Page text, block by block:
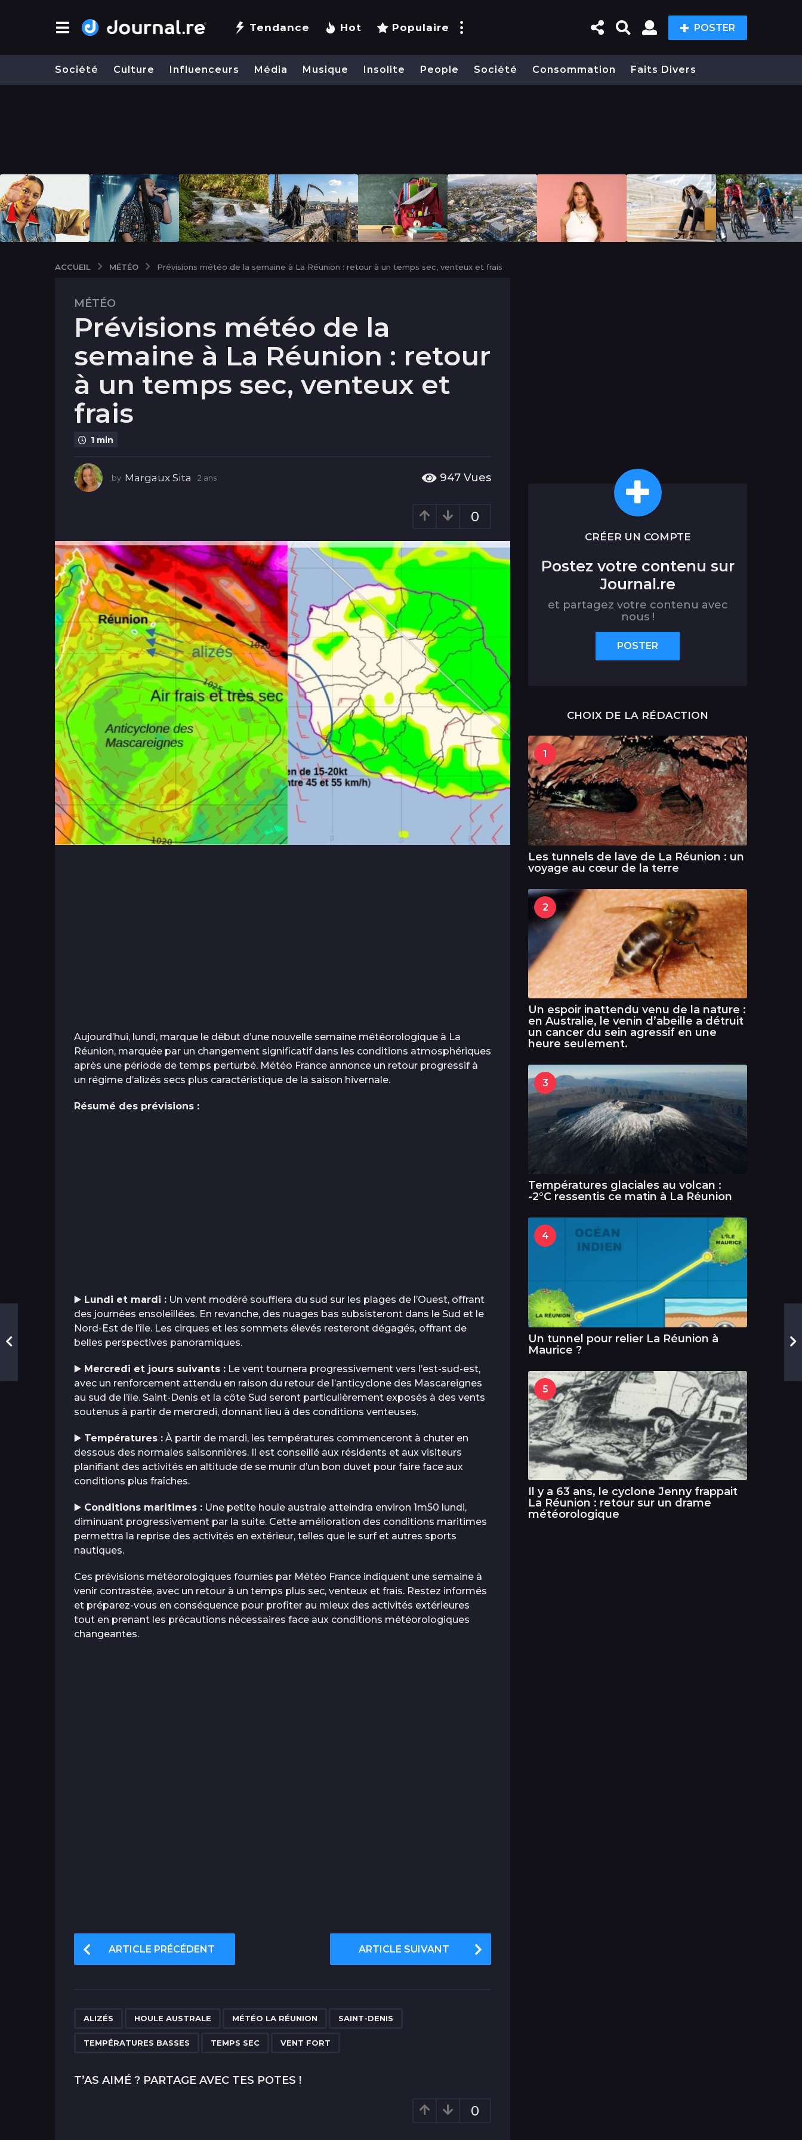
Tendance Hot Populaire POSTER
Société Culture Influenceurs Média Musique Insolite People Société Consommation Faits Divers
ACCUEIL MÉTÉO Prévisions météo de la semaine à La Réunion : retour à un temps sec, venteux et frais
2
a
n
2
a
n
s
MÉTÉO
Prévisions météo de la
semaine à La Réunion : retour
à un temps sec, venteux et
frais
1 min
by Margaux Sita 2 ans 947 Vues
0
Aujourd’hui, lundi, marque le début d’une nouvelle semaine météorologique à La
Réunion, marquée par un changement significatif dans les conditions atmosphériques
après une période de temps perturbé. Météo France annonce un retour progressif à
un régime d’alizés secs plus caractéristique de la saison hivernale.
Résumé des prévisions :
▶️ Lundi et mardi : Un vent modéré soufflera du sud sur les plages de l’Ouest, offrant
des journées ensoleillées. En revanche, des nuages bas subsisteront dans le Sud et le
Nord-Est de l’île. Les cirques et les sommets élevés resteront dégagés, offrant de
belles perspectives panoramiques.
▶️ Mercredi et jours suivants : Le vent tournera progressivement vers l’est-sud-est,
avec un renforcement attendu en raison du retour de l’anticyclone des Mascareignes
au sud de l’île. Saint-Denis et la côte Sud seront particulièrement exposés à des vents
soutenus à partir de mercredi, donnant lieu à des conditions venteuses.
▶️ Températures : À partir de mardi, les températures commenceront à chuter en
dessous des normales saisonnières. Il est conseillé aux résidents et aux visiteurs
planifiant des activités en altitude de se munir d’un bon duvet pour faire face aux
conditions plus fraîches.
▶️ Conditions maritimes : Une petite houle australe atteindra environ 1m50 lundi,
diminuant progressivement par la suite. Cette amélioration des conditions maritimes
permettra la reprise des activités en extérieur, telles que le surf et autres sports
nautiques.
Ces prévisions météorologiques fournies par Météo France indiquent une semaine à
venir contrastée, avec un retour à un temps plus sec, venteux et frais. Restez informés
et préparez-vous en conséquence pour profiter au mieux des activités extérieures
tout en prenant les précautions nécessaires face aux conditions météorologiques
changeantes.
P
o
P
i
ARTICLE PRÉCÉDENT ARTICLE SUIVANT
ALIZÉS HOULE AUSTRALE MÉTÉO LA RÉUNION SAINT-DENIS
TEMPÉRATURES BASSES TEMPS SEC VENT FORT
T’AS AIMÉ ? PARTAGE AVEC TES POTES !
0
CRÉER UN COMPTE
Postez votre contenu sur
Journal.re
et partagez votre contenu avec
nous !
POSTER
CHOIX DE LA RÉDACTION
1
Les tunnels de lave de La Réunion : un
voyage au cœur de la terre
2
Un espoir inattendu venu de la nature :
en Australie, le venin d’abeille a détruit
un cancer du sein agressif en une
heure seulement.
3
Températures glaciales au volcan :
-2°C ressentis ce matin à La Réunion
4
Un tunnel pour relier La Réunion à
Maurice ?
5
Il y a 63 ans, le cyclone Jenny frappait
La Réunion : retour sur un drame
météorologique